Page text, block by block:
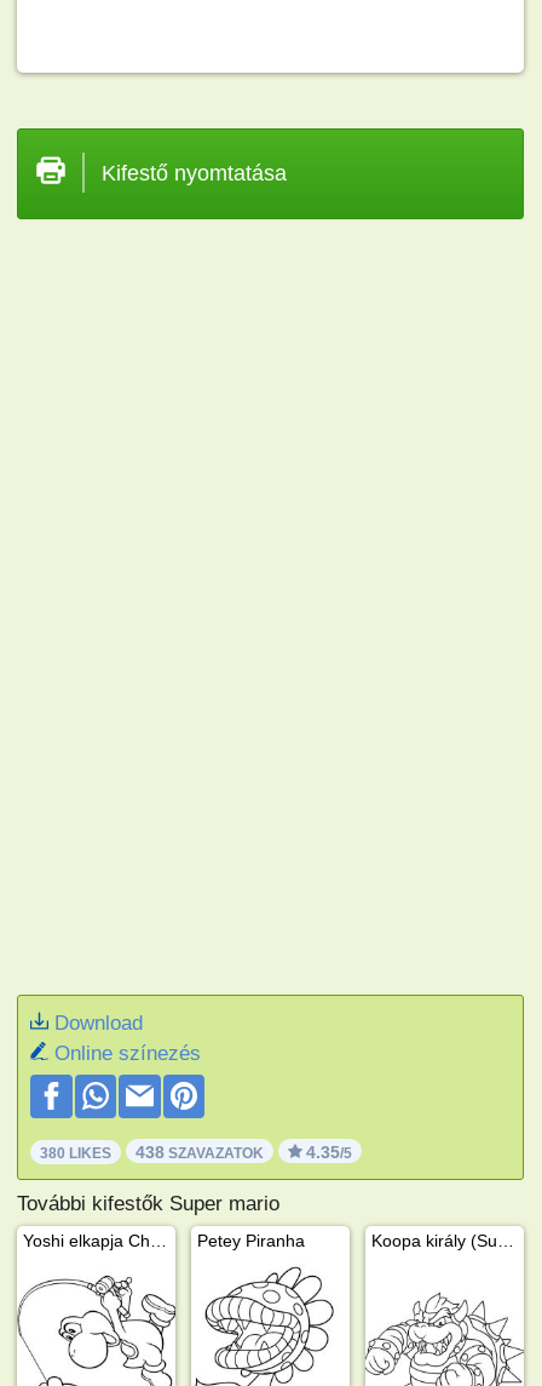
Kifestő nyomtatása
Download
Online színezés
380 LIKES 438 SZAVAZATOK 4.35/5
További kifestők Super mario
Petey Piranha